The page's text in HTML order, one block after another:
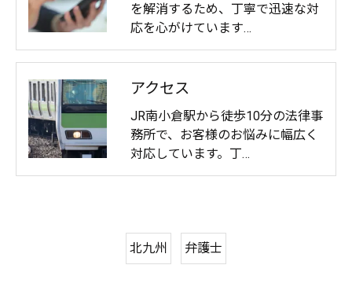
を解消するため、丁寧で迅速な対
応を心がけています…
アクセス
JR南小倉駅から徒歩10分の法律事
務所で、お客様のお悩みに幅広く
対応しています。丁…
北九州 弁護士